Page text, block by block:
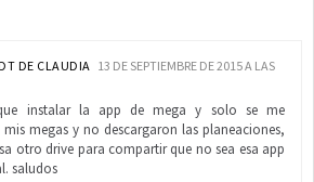
DE CLAUDIA 13 DE SEPTIEMBRE DE 2015 A LAS
instalar la app de mega y solo se me
megas y no descargaron las planeaciones,
otro drive para compartir que no sea esa app
saludos